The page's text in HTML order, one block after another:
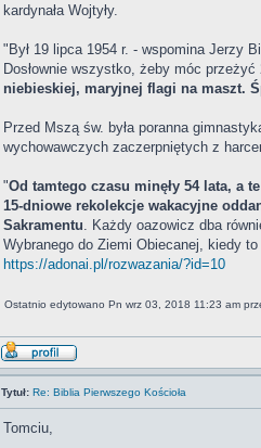
kardynała Wojtyły.
"Był 19 lipca 1954 r. - wspomina Jerzy
Dosłownie wszystko, żeby móc
niebieskiej, maryjnej flagi na maszt.
Przed Mszą św. była poranna
wychowawczych zaczerpniętych z
"Od tamtego czasu minęły 54 lata, a
15-dniowe rekolekcje wakacyjne
Sakramentu. Każdy oazowicz dba
Wybranego do Ziemi Obiecanej, kiedy
https://adonai.pl/rozwazania/?id=10
Ostatnio edytowano Pn wrz 03, 2018 11:23 am
Tytuł: Re: Biblia Pierwszego Kościoła
Tomciu,